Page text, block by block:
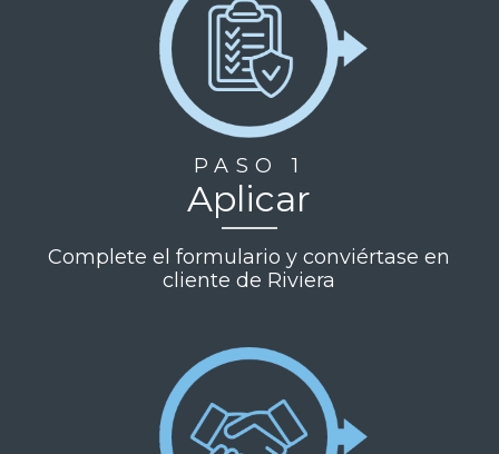
PASO 1
Aplicar
Complete el formulario y conviértase en
cliente de Riviera